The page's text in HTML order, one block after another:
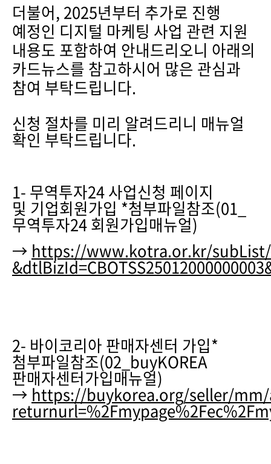
더불어, 2025년부터 추가로 진행
예정인 디지털 마케팅 사업 관련 지원
내용도 포함하여 안내드리오니 아래의
카드뉴스를 참고하시어 많은 관심과
참여 부탁드립니다.
신청 절차를 미리 알려드리니 매뉴얼
확인 부탁드립니다.
1- 무역투자24 사업신청 페이지
및 기업회원가입 *첨부파일참조(01_
무역투자24 회원가입매뉴얼)
→ https://www.kotra.or.kr/
2- 바이코리아 판매자센터 가입*
첨부파일참조(02_buyKOREA
판매자센터가입매뉴얼)
→ https://buykorea.org/seller/